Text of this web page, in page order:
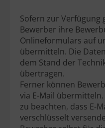
Sofern zur Verfügung
Bewerber ihre
Onlineformulars auf
übermitteln. Die
dem Stand der
übertragen.
Ferner können
via E-Mail
zu beachten, dass E-
verschlüsselt